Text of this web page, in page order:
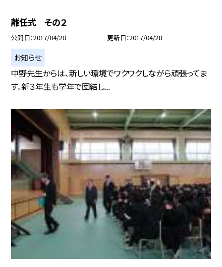
離任式 その２
公開日 2017/04/28 更新日 2017/04/28
お知らせ
中野先生からは、新しい環境でワクワクしながら頑張ってま
す。新３年生も学年で団結し...